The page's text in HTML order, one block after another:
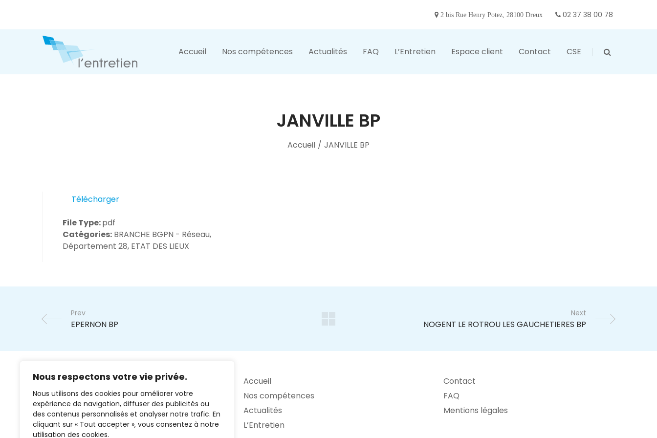
Nous respectons votre vie privée.
Nous utilisons des cookies pour améliorer votre
expérience de navigation, diffuser des publicités ou
des contenus personnalisés et analyser notre trafic. En
cliquant sur « Tout accepter », vous consentez à notre
utilisation des cookies.
2 bis Rue Henry Potez, 28100 Dreux 02 37 38 00 78
Accueil Nos compétences Actualités FAQ L’Entretien Espace client Contact CSE
JANVILLE BP
Accueil / JANVILLE BP
Télécharger
File Type:pdf
Catégories: BRANCHE BGPN - Réseau,
Département 28, ETAT DES LIEUX
Prev Next
02 37 38 00 78
Accueil
Nos compétences
Actualités
L’Entretien
Contact
FAQ
Mentions légales